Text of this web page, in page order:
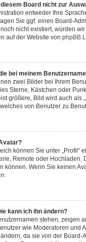
Board nicht zur
entweder Ihre
Sie ggf. einen Board-
nicht existiert, würden
auf der Website von phpBB
bei meinem
zwei Bilder bei Ihrem
Sterne, Kästchen oder
größere, Bild wird auch als
von Benutzer zu
können Sie unter
Remote oder
können. Wenn Sie keinen
kann ich ihn ändern?
stehen, zeigen
wie Moderatoren und
da sie von der